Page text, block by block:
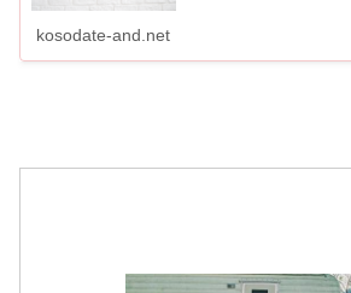
kosodate-and.net